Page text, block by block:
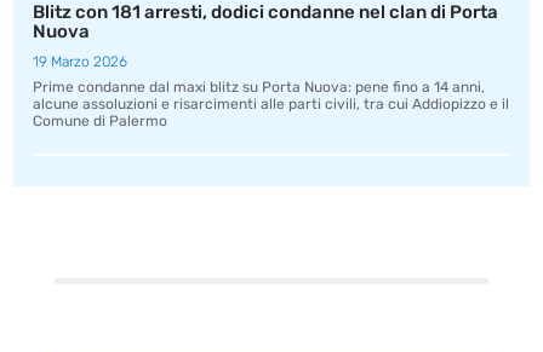
Blitz con 181 arresti, dodici condanne nel clan di Porta
Nuova
19 Marzo 2026
Prime condanne dal maxi blitz su Porta Nuova: pene fino a 14 anni,
alcune assoluzioni e risarcimenti alle parti civili, tra cui Addiopizzo e il
Comune di Palermo